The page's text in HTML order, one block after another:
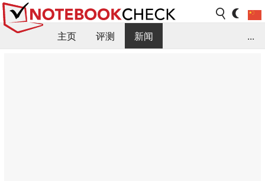
主页 评测
新闻
...